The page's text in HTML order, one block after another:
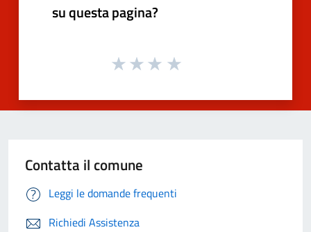
su questa pagina?
Contatta il comune
Leggi le domande frequenti
Richiedi Assistenza